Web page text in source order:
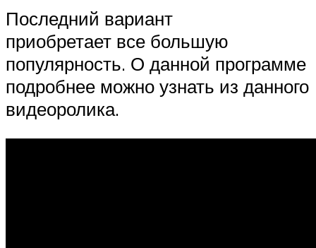
Последний вариант
приобретает все большую
популярность. О данной программе
подробнее можно узнать из данного
видеоролика.